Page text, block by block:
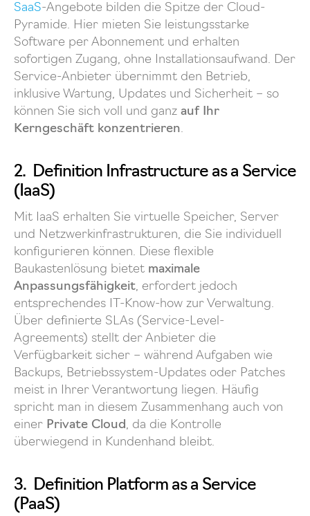
SaaS-Angebote bilden die Spitze der Cloud-
Pyramide. Hier mieten Sie leistungsstarke
Software per Abonnement und erhalten
sofortigen Zugang, ohne Installationsaufwand. Der
Service-Anbieter übernimmt den Betrieb,
inklusive Wartung, Updates und Sicherheit – so
können Sie sich voll und ganz auf Ihr
Kerngeschäft konzentrieren.
2. Definition Infrastructure as a Service
(IaaS)
Mit IaaS erhalten Sie virtuelle Speicher, Server
und Netzwerkinfrastrukturen, die Sie individuell
konfigurieren können. Diese flexible
Baukastenlösung bietet maximale
Anpassungsfähigkeit, erfordert jedoch
entsprechendes IT-Know-how zur Verwaltung.
Über definierte SLAs (Service-Level-
Agreements) stellt der Anbieter die
Verfügbarkeit sicher – während Aufgaben wie
Backups, Betriebssystem-Updates oder Patches
meist in Ihrer Verantwortung liegen. Häufig
spricht man in diesem Zusammenhang auch von
einer Private Cloud, da die Kontrolle
überwiegend in Kundenhand bleibt.
3. Definition Platform as a Service
(PaaS)